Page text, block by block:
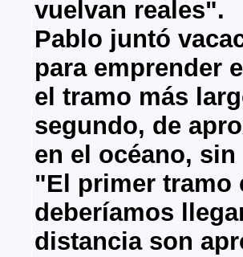
vuelvan reales".
Pablo juntó
para emprender
el tramo más
segundo, de
en el océano,
"El primer tramo
deberíamos
distancia son